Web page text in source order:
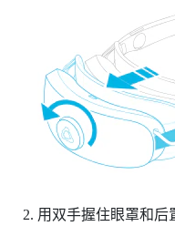
用双手握住眼罩和后